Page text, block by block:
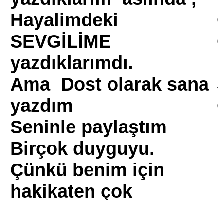
Hayalimdeki
SEVGİLİME
yazdıklarımdı.
Ama Dost olarak sana
yazdım
Seninle paylaştım
Birçok duyguyu.
Çünkü benim için
hakikaten çok